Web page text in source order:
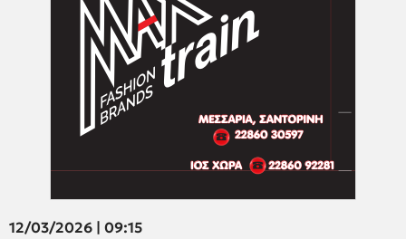
12/03/2026 | 09:15